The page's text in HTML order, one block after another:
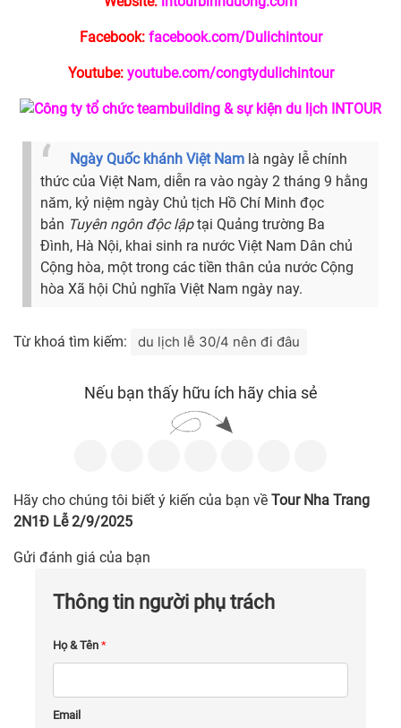
Facebook: facebook.com/Dulichintour
Youtube: youtube.com/congtydulichintour
Ngày Quốc khánh Việt Nam là ngày lễ chính
thức của Việt Nam, diễn ra vào ngày 2 tháng 9 hằng
năm, kỷ niệm ngày Chủ tịch Hồ Chí Minh đọc
bản Tuyên ngôn độc lậptại Quảng trường Ba
Đình, Hà Nội, khai sinh ra nước Việt Nam Dân chủ
Cộng hòa, một trong các tiền thân của nước Cộng
hòa Xã hội Chủ nghĩa Việt Nam ngày nay.
Từ khoá tìm kiếm: du lịch lễ 30/4 nên đi đâu
Nếu bạn thấy hữu ích hãy chia sẻ
Hãy cho chúng tôi biết ý kiến của bạn về Tour Nha Trang
2N1Đ Lễ 2/9/2025
Gửi đánh giá của bạn
Thông tin người phụ trách
Họ & Tên *
Email